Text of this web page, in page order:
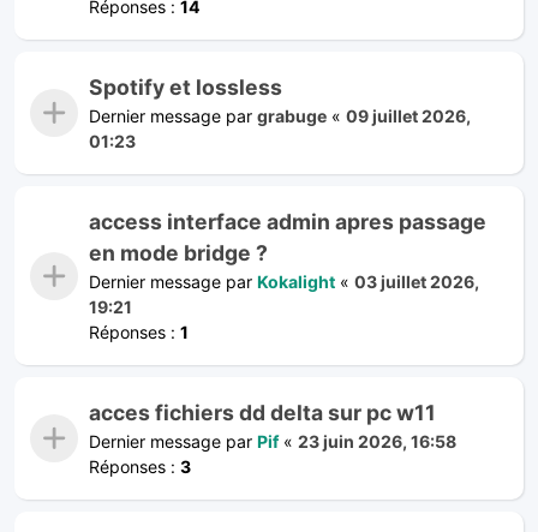
Réponses : 14
Spotify et lossless
Dernier message par grabuge « 09 juillet 2026,
01:23
access interface admin apres passage
en mode bridge ?
Dernier message par Kokalight « 03 juillet 2026,
19:21
Réponses : 1
acces fichiers dd delta sur pc w11
Dernier message par Pif« 23 juin 2026, 16:58
Réponses : 3